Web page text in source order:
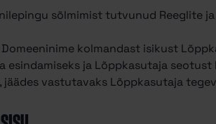
sõlmimist tutvunud Reeglite
kolmandast isikust
esindamiseks ja Lõppkasutaja
jäädes vastutavaks Lõppkasutaja